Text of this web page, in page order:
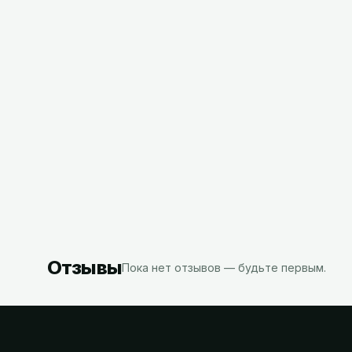
ОтзывыПока нет отзывов — будьте первым.